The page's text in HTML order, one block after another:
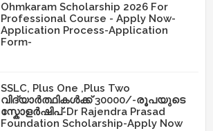
Ohmkaram Scholarship 2026 For
Professional Course - Apply Now-
Application Process-Application
Form-
SSLC, Plus One ,Plus Two
വിദ്യാർത്ഥികൾക്ക് 30000/-രൂപയുടെ
സ്കോളർഷിപ്-Dr Rajendra Prasad
Foundation Scholarship-Apply Now